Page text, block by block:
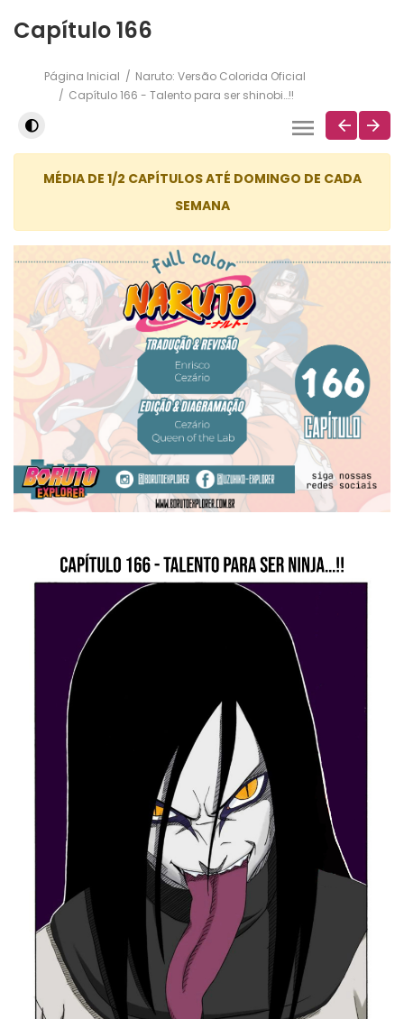
Capítulo 166
Página Inicial
Naruto: Versão Colorida Oficial
Capítulo 166 - Talento para ser shinobi…!!
MÉDIA DE 1/2 CAPÍTULOS ATÉ DOMINGO DE CADA
SEMANA